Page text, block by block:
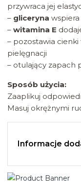
przywraca jej
– gliceryna wspiera
– witamina E
– pozostawia
pielęgnacji
– otulający zapach
Sposób użycia:
Zaaplikuj
Masuj okrężnymi
Informacje